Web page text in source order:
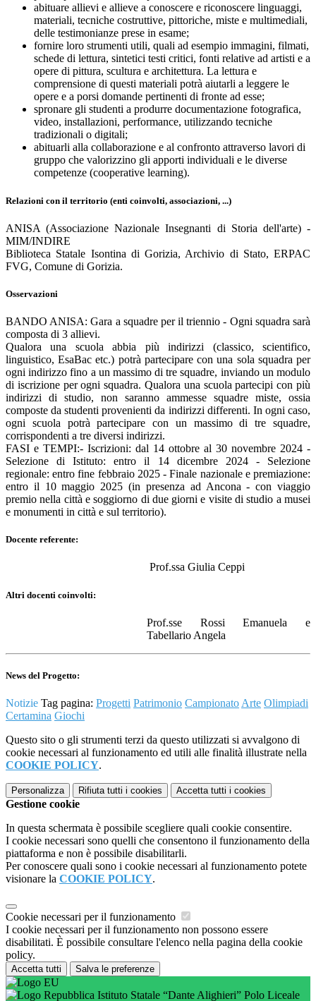
abituare allievi e allieve a conoscere e riconoscere linguaggi,
materiali, tecniche costruttive, pittoriche, miste e multimediali,
delle testimonianze prese in esame;
fornire loro strumenti utili, quali ad esempio immagini, filmati,
schede di lettura, sintetici testi critici, fonti relative ad artisti e a
opere di pittura, scultura e architettura. La lettura e
comprensione di questi materiali potrà aiutarli a leggere le
opere e a porsi domande pertinenti di fronte ad esse;
spronare gli studenti a produrre documentazione fotografica,
video, installazioni, performance, utilizzando tecniche
tradizionali o digitali;
abituarli alla collaborazione e al confronto attraverso lavori di
gruppo che valorizzino gli apporti individuali e le diverse
competenze (cooperative learning).
Relazioni con il territorio (enti coinvolti, associazioni, ...)
ANISA (Associazione Nazionale Insegnanti di Storia dell'arte) -
MIM/INDIRE
Biblioteca Statale Isontina di Gorizia, Archivio di Stato, ERPAC
FVG, Comune di Gorizia.
Osservazioni
BANDO ANISA: Gara a squadre per il triennio - Ogni squadra sarà
composta di 3 allievi.
Qualora una scuola abbia più indirizzi (classico, scientifico,
linguistico, EsaBac etc.) potrà partecipare con una sola squadra per
ogni indirizzo fino a un massimo di tre squadre, inviando un modulo
di iscrizione per ogni squadra. Qualora una scuola partecipi con più
indirizzi di studio, non saranno ammesse squadre miste, ossia
composte da studenti provenienti da indirizzi differenti. In ogni caso,
ogni scuola potrà partecipare con un massimo di tre squadre,
corrispondenti a tre diversi indirizzi.
FASI e TEMPI:- Iscrizioni: dal 14 ottobre al 30 novembre 2024 -
Selezione di Istituto: entro il 14 dicembre 2024 - Selezione
regionale: entro fine febbraio 2025 - Finale nazionale e premiazione:
entro il 10 maggio 2025 (in presenza ad Ancona - con viaggio
premio nella città e soggiorno di due giorni e visite di studio a musei
e monumenti in città e sul territorio).
Docente referente:
Prof.ssa Giulia Ceppi
Altri docenti coinvolti:
Prof.sse Rossi Emanuela e
Tabellario Angela
News del Progetto:
Notizie Tag pagina: Progetti Patrimonio Campionato Arte Olimpiadi
Certamina Giochi
Questo sito o gli strumenti terzi da questo utilizzati si avvalgono di
cookie necessari al funzionamento ed utili alle finalità illustrate nella
COOKIE POLICY.
Personalizza Rifiuta tutti i cookies Accetta tutti i cookies
Gestione cookie
In questa schermata è possibile scegliere quali cookie consentire.
I cookie necessari sono quelli che consentono il funzionamento della
piattaforma e non è possibile disabilitarli.
Per conoscere quali sono i cookie necessari al funzionamento potete
visionare la COOKIE POLICY.
Cookie necessari per il funzionamento
I cookie necessari per il funzionamento non possono essere
disabilitati. È possibile consultare l'elenco nella pagina della cookie
policy.
Accetta tutti Salva le preferenze
Istituto Statale “Dante Alighieri” Polo Liceale